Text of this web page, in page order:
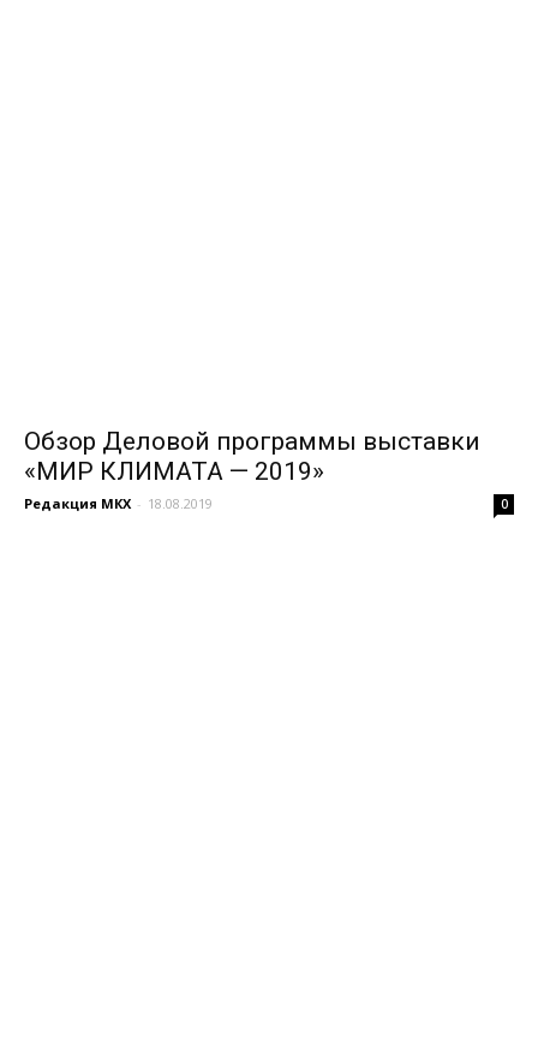
Обзор Деловой программы выставки
«МИР КЛИМАТА — 2019»
Редакция МКХ - 18.08.2019 0